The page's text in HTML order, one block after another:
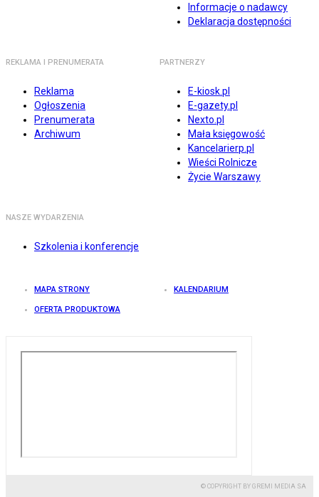
Informacje o nadawcy
Deklaracja dostępności
REKLAMA I PRENUMERATA
Reklama
Ogłoszenia
Prenumerata
Archiwum
PARTNERZY
E-kiosk.pl
E-gazety.pl
Nexto.pl
Mała księgowość
Kancelarierp.pl
Wieści Rolnicze
Życie Warszawy
NASZE WYDARZENIA
Szkolenia i konferencje
MAPA STRONY KALENDARIUM
OFERTA PRODUKTOWA
© COPYRIGHT BY GREMI MEDIA SA